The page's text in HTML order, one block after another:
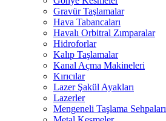
Gravür Taşlamalar
Hava Tabancaları
Havalı Orbitral Zımparalar
Hidroforlar
Kalıp Taşlamalar
Kanal Açma Makineleri
Kırıcılar
Lazer Şakül Ayakları
Lazerler
Mengeneli Taşlama Sehpaları